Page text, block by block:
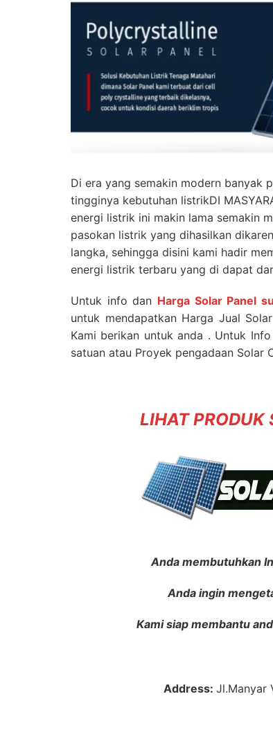
Di era yang semakin modern banyak
tingginya kebutuhan listrikDI
energi listrik ini makin lama semakin
pasokan listrik yang dihasilkan
langka, sehingga disini kami hadir
energi listrik terbaru yang di dapat
Untuk info dan Harga Solar Panel
untuk mendapatkan Harga Jual
Kami berikan untuk anda . Untuk
satuan atau Proyek pengadaan Solar
LIHAT PRODUK
Anda membutuhkan
Anda ingin
Kami siap membantu
Address:Jl.Manyar